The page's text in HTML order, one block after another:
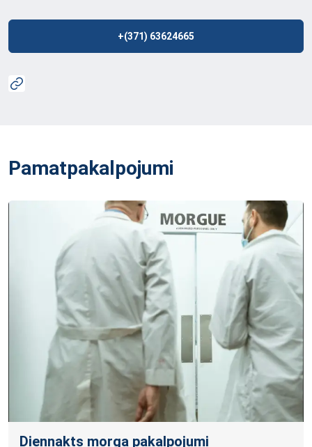
+(371) 63624665
Pamatpakalpojumi
Diennakts morga pakalpojumi